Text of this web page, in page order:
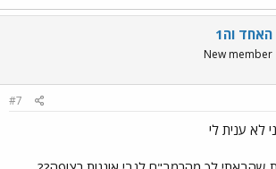
האחד וה1
New member
#7
לא ענית לי